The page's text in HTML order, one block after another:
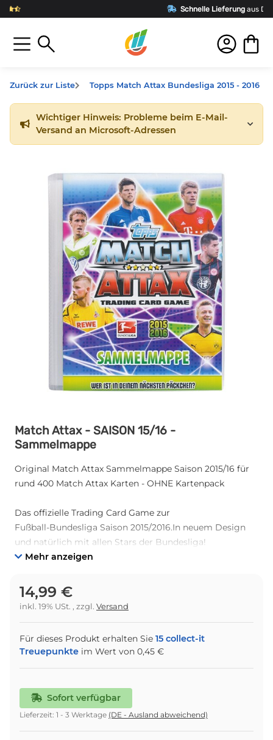
Schnelle Lieferungaus Deutschland
Zurück zur Liste Topps Match Attax Bundesliga 2015 - 2016
Wichtiger Hinweis: Probleme beim E-Mail-
Versand an Microsoft-Adressen
Match Attax - SAISON 15/16 -
Sammelmappe
Original Match Attax Sammelmappe Saison 2015/16 für
rund 400 Match Attax Karten - OHNE Kartenpack
Das offizielle Trading Card Game zur
Fußball-Bundesliga Saison 2015/2016.In neuem Design
und natürlich mit allen Stars der Bundesliga!
Mehr anzeigen
14,99 €
inkl. 19% USt. , zzgl. Versand
Für dieses Produkt erhalten Sie 15 collect-it
Treuepunkte im Wert von 0,45 €
Sofort verfügbar
Lieferzeit: 1 - 3 Werktage (DE - Ausland abweichend)